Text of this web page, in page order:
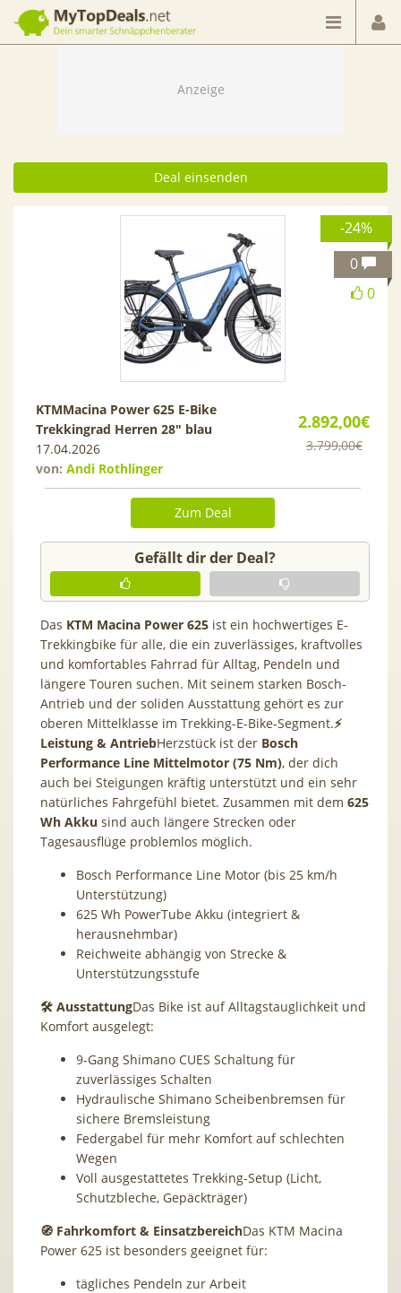
Dein smarter Schnäppchenberater
Deal einsenden
-24%
0
0
2.892,00€
3.799,00€
KTMMacina Power 625 E-Bike
Trekkingrad Herren 28″ blau
17.04.2026
von: Andi Rothlinger
Zum Deal
Gefällt dir der Deal?
Das KTM Macina Power 625 ist ein hochwertiges E-
Trekkingbike für alle, die ein zuverlässiges, kraftvolles
und komfortables Fahrrad für Alltag, Pendeln und
längere Touren suchen. Mit seinem starken Bosch-
Antrieb und der soliden Ausstattung gehört es zur
oberen Mittelklasse im Trekking-E-Bike-Segment.⚡
Leistung & AntriebHerzstück ist der Bosch
Performance Line Mittelmotor (75 Nm), der dich
auch bei Steigungen kräftig unterstützt und ein sehr
natürliches Fahrgefühl bietet. Zusammen mit dem 625
Wh Akku sind auch längere Strecken oder
Tagesausflüge problemlos möglich.
Bosch Performance Line Motor (bis 25 km/h
Unterstützung)
625 Wh PowerTube Akku (integriert &
herausnehmbar)
Reichweite abhängig von Strecke &
Unterstützungsstufe
🛠️ AusstattungDas Bike ist auf Alltagstauglichkeit und
Komfort ausgelegt:
9-Gang Shimano CUES Schaltung für
zuverlässiges Schalten
Hydraulische Shimano Scheibenbremsen für
sichere Bremsleistung
Federgabel für mehr Komfort auf schlechten
Wegen
Voll ausgestattetes Trekking-Setup (Licht,
Schutzbleche, Gepäckträger)
🧭 Fahrkomfort & EinsatzbereichDas KTM Macina
Power 625 ist besonders geeignet für:
tägliches Pendeln zur Arbeit